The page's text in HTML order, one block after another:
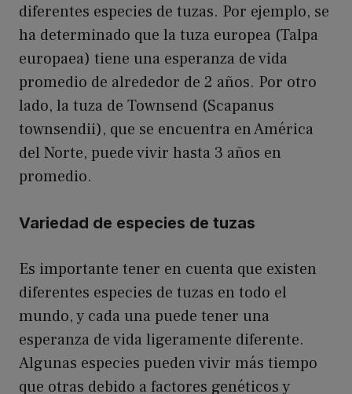
diferentes especies de tuzas. Por ejemplo, se
ha determinado que la tuza europea (Talpa
europaea) tiene una esperanza de vida
promedio de alrededor de 2 años. Por otro
lado, la tuza de Townsend (Scapanus
townsendii), que se encuentra en América
del Norte, puede vivir hasta 3 años en
promedio.
Variedad de especies de tuzas
Es importante tener en cuenta que existen
diferentes especies de tuzas en todo el
mundo, y cada una puede tener una
esperanza de vida ligeramente diferente.
Algunas especies pueden vivir más tiempo
que otras debido a factores genéticos y